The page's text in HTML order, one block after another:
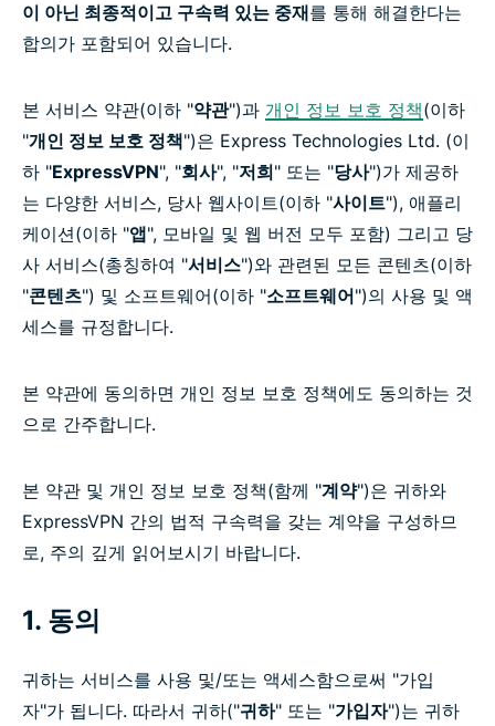
이 아닌 최종적이고 구속력 있는 중재를 통해 해결한다는
합의가 포함되어 있습니다.
본 서비스 약관(이하 "약관")과 개인 정보 보호 정책(이하
"개인 정보 보호 정책")은 Express Technologies Ltd. (이
하 "ExpressVPN", "회사", "저희" 또는 "당사")가 제공하
는 다양한 서비스, 당사 웹사이트(이하 "사이트"), 애플리
케이션(이하 "앱", 모바일 및 웹 버전 모두 포함) 그리고 당
사 서비스(총칭하여 "서비스")와 관련된 모든 콘텐츠(이하
"콘텐츠") 및 소프트웨어(이하 "소프트웨어")의 사용 및 액
세스를 규정합니다.
본 약관에 동의하면 개인 정보 보호 정책에도 동의하는 것
으로 간주합니다.
본 약관 및 개인 정보 보호 정책(함께 "계약")은 귀하와
ExpressVPN 간의 법적 구속력을 갖는 계약을 구성하므
로, 주의 깊게 읽어보시기 바랍니다.
1. 동의
귀하는 서비스를 사용 및/또는 액세스함으로써 "가입
자"가 됩니다. 따라서 귀하("귀하" 또는 "가입자")는 귀하